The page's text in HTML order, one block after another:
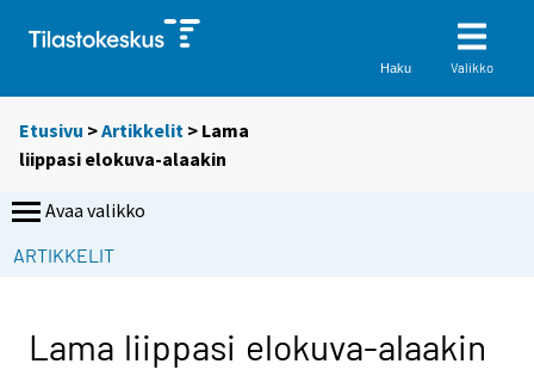
Haku Valikko
Etusivu >Artikkelit > Lama
liippasi elokuva-alaakin
Avaa valikko
ARTIKKELIT
Lama liippasi elokuva-alaakin